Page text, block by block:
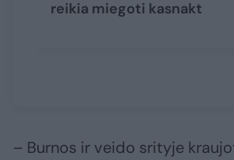
reikia miegoti kasnakt
– Burnos ir veido srityje